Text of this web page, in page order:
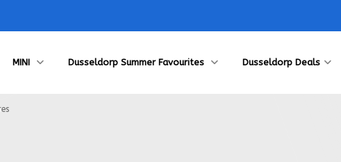
MINI Dusseldorp Summer Favourites Dusseldorp Deals